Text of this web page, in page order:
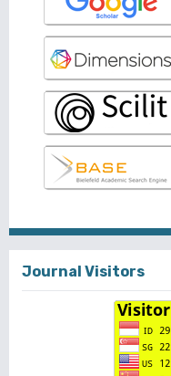
Journal Visitors